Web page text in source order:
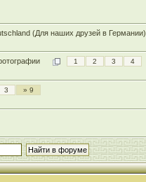
(Для наших друзей в Германии)
1 2 3 4
3 » 9